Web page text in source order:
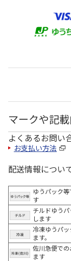
マークや記
よくあるお問い
お支払い方法
配送情報につい
ゆうパック
す
チルドゆう
します
冷凍ゆうパ
ます。
佐川急便で
ます